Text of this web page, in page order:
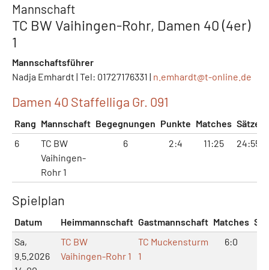
Mannschaft
TC BW Vaihingen-Rohr, Damen 40 (4er)
1
Mannschaftsführer
Nadja Emhardt | Tel: 01727176331 | n.emhardt@t-online.de
Damen 40 Staffelliga Gr. 091
Rang Mannschaft Begegnungen Punkte Matches Sätze
6
TC BW
Vaihingen-
Rohr 1
6 2:4 11:25 24:55
Spielplan
Datum Heimmannschaft Gastmannschaft Matches
Sa,
9.5.2026
TC BW
Vaihingen-Rohr 1
TC Muckensturm
1
6:0